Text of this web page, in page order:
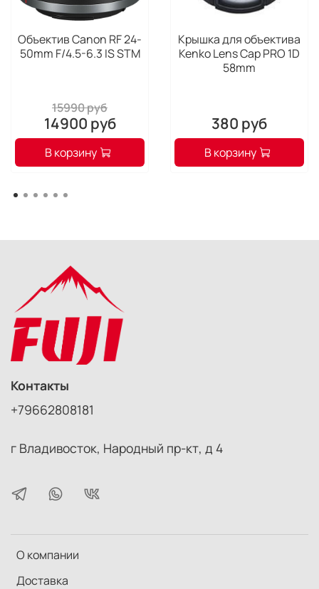
Объектив Canon RF 24-
50mm F/4.5-6.3 IS STM
15990 руб
14900 руб
В корзину
Крышка для объектива
Kenko Lens Cap PRO 1D
58mm
380 руб
В корзину
О компании
Доставка
Контакты
+79662808181
г Владивосток, Народный пр-кт, д 4